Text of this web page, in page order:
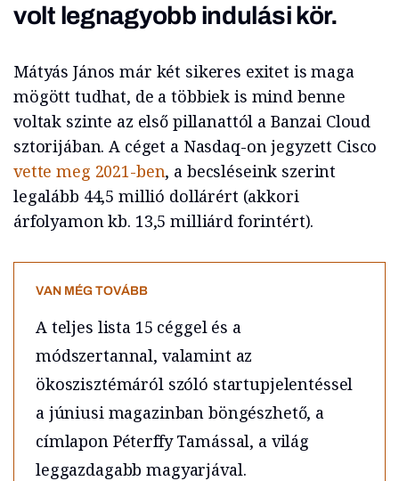
volt legnagyobb indulási kör.
Mátyás János már két sikeres exitet is maga
mögött tudhat, de a többiek is mind benne
voltak szinte az első pillanattól a Banzai Cloud
sztorijában. A céget a Nasdaq-on jegyzett Cisco
vette meg 2021-ben, a becsléseink szerint
legalább 44,5 millió dollárért (akkori
árfolyamon kb. 13,5 milliárd forintért).
VAN MÉG TOVÁBB
A teljes lista 15 céggel és a
módszertannal, valamint az
ökoszisztémáról szóló startupjelentéssel
a júniusi magazinban böngészhető, a
címlapon Péterffy Tamással, a világ
leggazdagabb magyarjával.